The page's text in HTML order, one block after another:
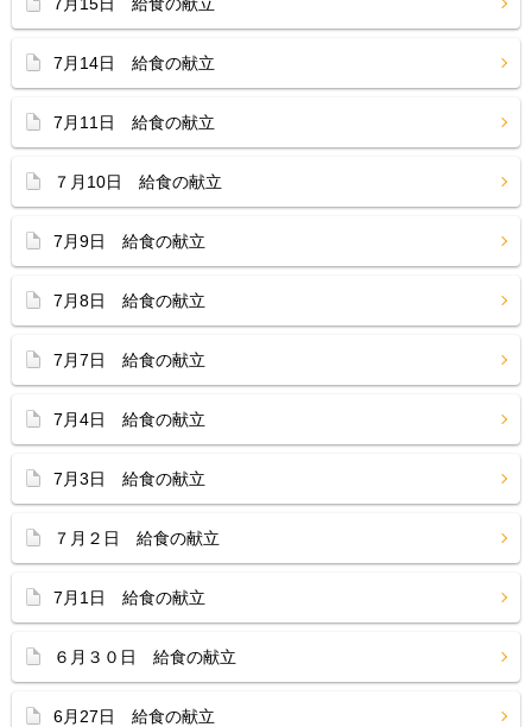
7月14日 給食の献立
7月11日 給食の献立
７月10日 給食の献立
7月9日 給食の献立
7月8日 給食の献立
7月7日 給食の献立
7月4日 給食の献立
7月3日 給食の献立
７月２日 給食の献立
7月1日 給食の献立
６月３０日 給食の献立
6月27日 給食の献立